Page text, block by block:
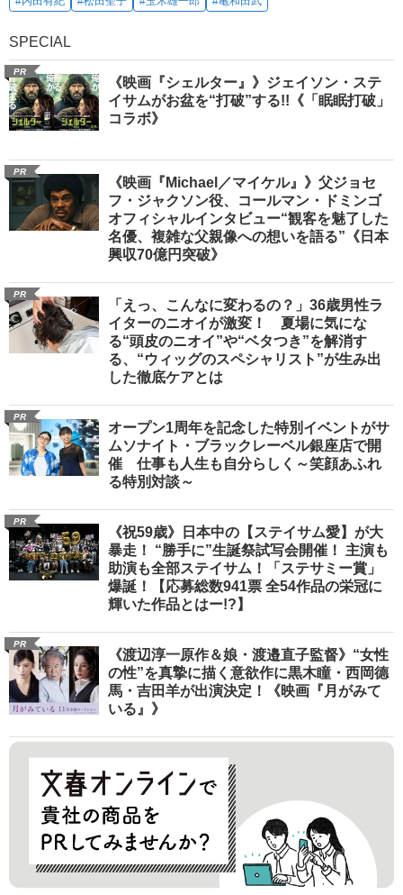
SPECIAL
PR
《映画『シェルター』》ジェイソン・ステ
イサムがお盆を“打破”する!!《「眠眠打破」
コラボ》
PR
《映画『Michael／マイケル』》父ジョセ
フ・ジャクソン役、コールマン・ドミンゴ
オフィシャルインタビュー“観客を魅了した
名優、複雑な父親像への想いを語る”《日本
興収70億円突破》
PR
「えっ、こんなに変わるの？」36歳男性ラ
イターのニオイが激変！ 夏場に気にな
る“頭皮のニオイ”や“ベタつき”を解消す
る、“ウィッグのスペシャリスト”が生み出
した徹底ケアとは
PR
オープン1周年を記念した特別イベントがサ
ムソナイト・ブラックレーベル銀座店で開
催 仕事も人生も自分らしく～笑顔あふれ
る特別対談～
PR
《祝59歳》日本中の【ステイサム愛】が大
暴走！ “勝手に”生誕祭試写会開催！ 主演も
助演も全部ステイサム！「ステサミー賞」
爆誕！【応募総数941票 全54作品の栄冠に
輝いた作品とはー!?】
PR
《渡辺淳一原作＆娘・渡邉直子監督》“女性
の性”を真摯に描く意欲作に黒木瞳・西岡德
馬・吉田羊が出演決定！《映画『月がみて
いる』》